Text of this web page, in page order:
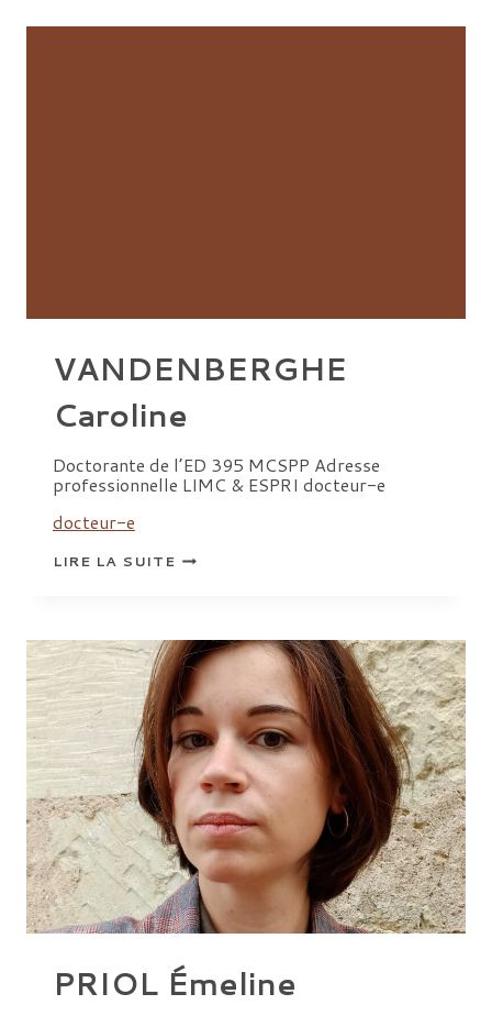
VANDENBERGHE
Caroline
Doctorante de l’ED 395 MCSPP Adresse
professionnelle LIMC & ESPRI docteur-e
docteur-e
LIRE LA SUITEVANDENBERGHE
CAROLINE
PRIOL Émeline